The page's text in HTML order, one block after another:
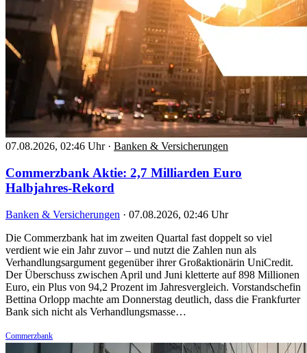
07.08.2026, 02:46 Uhr · Banken & Versicherungen
Commerzbank Aktie: 2,7 Milliarden Euro
Halbjahres-Rekord
Banken & Versicherungen · 07.08.2026, 02:46 Uhr
Die Commerzbank hat im zweiten Quartal fast doppelt so viel
verdient wie ein Jahr zuvor – und nutzt die Zahlen nun als
Verhandlungsargument gegenüber ihrer Großaktionärin UniCredit.
Der Überschuss zwischen April und Juni kletterte auf 898 Millionen
Euro, ein Plus von 94,2 Prozent im Jahresvergleich. Vorstandschefin
Bettina Orlopp machte am Donnerstag deutlich, dass die Frankfurter
Bank sich nicht als Verhandlungsmasse…
Commerzbank